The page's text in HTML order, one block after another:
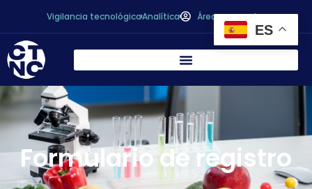
Vigilancia tecnológicaAnalítica Área personal
Formulario de registro
ES